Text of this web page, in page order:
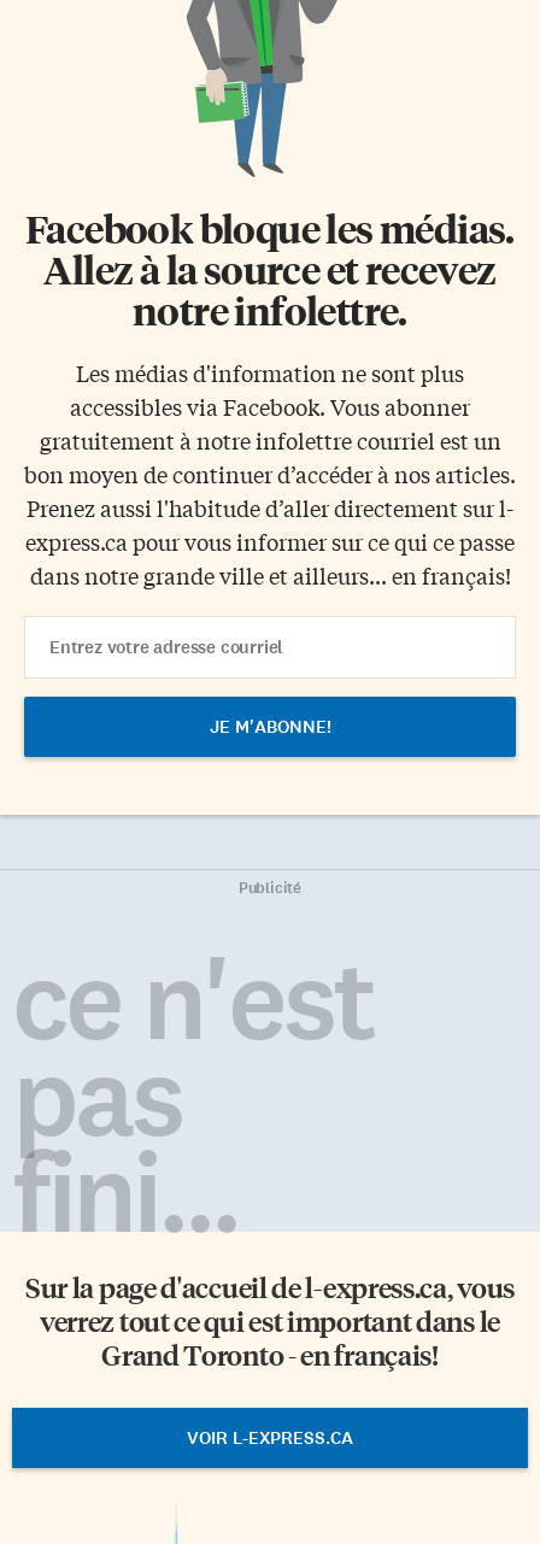
Facebook bloque les médias.
Allez à la source et recevez
notre infolettre.
Les médias d'information ne sont plus
accessibles via Facebook. Vous abonner
gratuitement à notre infolettre courriel est un
bon moyen de continuer d’accéder à nos articles.
Prenez aussi l'habitude d’aller directement sur l-
express.ca pour vous informer sur ce qui ce passe
dans notre grande ville et ailleurs... en français!
Address
Publicité
ce n'est
pas
fini...
Sur la page d'accueil del-express.ca, vous
verrez tout ce qui est important dans le
Grand Toronto - en français!
VOIR L-EXPRESS.CA